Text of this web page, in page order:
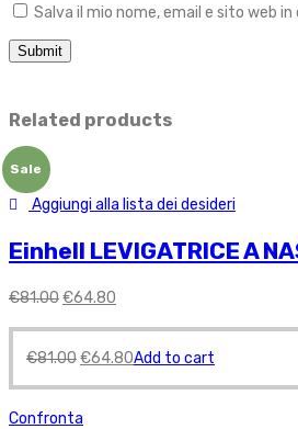
Salva il mio nome, email e sito web
Related products
Sale
Aggiungi alla lista dei desideri
Einhell LEVIGATRICE A
€81.00€64.80
€81.00€64.80Add to cart
Confronta